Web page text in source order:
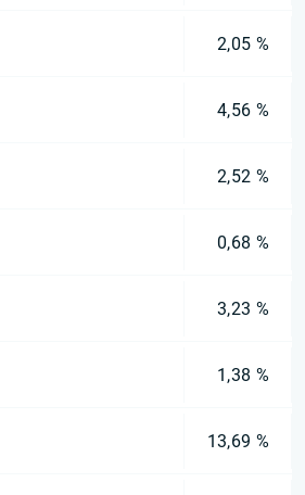
2,05 %
4,56 %
2,52 %
0,68 %
3,23 %
1,38 %
13,69 %